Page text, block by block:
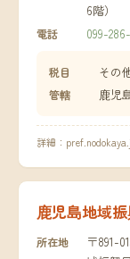
6階）
電話 099-
税目 その
管轄 鹿児
詳細：
鹿児島地域
所在地
〒891-